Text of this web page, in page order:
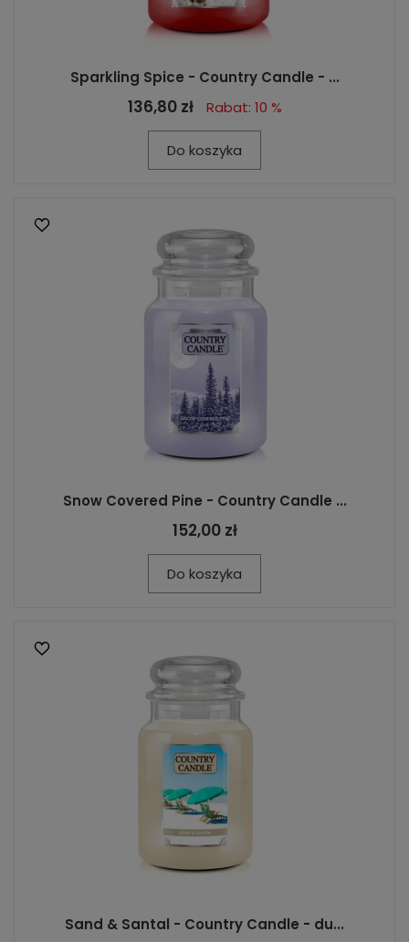
Sparkling Spice - Country Candle - ...
136,80 zł Rabat: 10 %
Do koszyka
Snow Covered Pine - Country Candle ...
152,00 zł
Do koszyka
Sand & Santal - Country Candle - du...